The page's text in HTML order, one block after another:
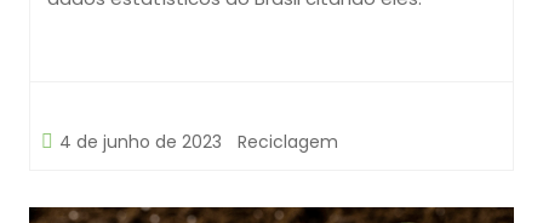
4 de junho de 2023 Reciclagem